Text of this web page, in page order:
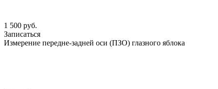
1 500 руб.
Записаться
Измерение передне-задней оси (ПЗО) глазного яблока